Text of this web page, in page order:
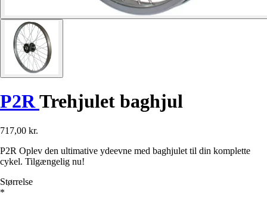
P2RTrehjulet baghjul
717,00 kr.
P2R Oplev den ultimative ydeevne med baghjulet til din komplette
cykel. Tilgængelig nu!
Størrelse
*